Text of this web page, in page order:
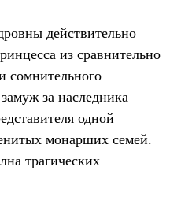
действительно
из сравнительно
сомнительного
за наследника
одной
монарших семей.
трагических